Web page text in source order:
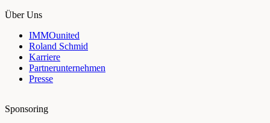
Über Uns
IMMOunited
Roland Schmid
Karriere
Partnerunternehmen
Presse
Sponsoring